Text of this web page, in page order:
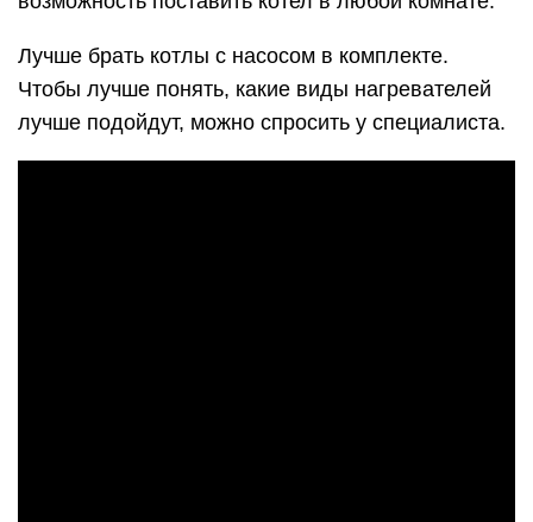
Лучше брать котлы с насосом в комплекте.
Чтобы лучше понять, какие виды нагревателей
лучше подойдут, можно спросить у специалиста.